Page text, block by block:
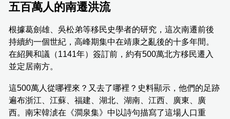
五百萬人的南遷洪流
根據葛劍雄、吳松弟等移民史學者的研究，這次南遷前後
持續約一個世紀，高峰期集中在靖康之亂後的十多年間。
在紹興和議（1141年）簽訂前，約有500萬北方移民遷入
並定居南方。
這500萬人從哪裡來？又去了哪裡？史料顯示，他們的足跡
遍布浙江、江蘇、福建、湖北、湖南、江西、廣東、廣
西。南宋韓淲在《澗泉集》中以詩句描寫了這場人口重